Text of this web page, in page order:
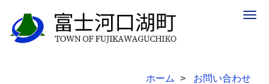
ホーム お問い合わせ